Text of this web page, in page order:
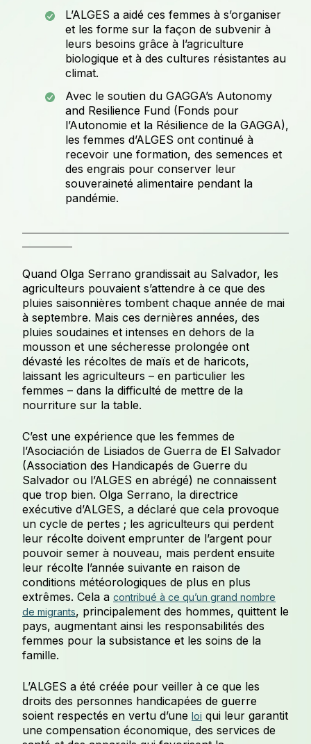
L’ALGES a aidé ces femmes à s’organiser
et les forme sur la façon de subvenir à
leurs besoins grâce à l’agriculture
biologique et à des cultures résistantes au
climat.
Avec le soutien du GAGGA’s Autonomy
and Resilience Fund (Fonds pour
l’Autonomie et la Résilience de la GAGGA),
les femmes d’ALGES ont continué à
recevoir une formation, des semences et
des engrais pour conserver leur
souveraineté alimentaire pendant la
pandémie.
Quand Olga Serrano grandissait au Salvador, les
agriculteurs pouvaient s’attendre à ce que des
pluies saisonnières tombent chaque année de mai
à septembre. Mais ces dernières années, des
pluies soudaines et intenses en dehors de la
mousson et une sécheresse prolongée ont
dévasté les récoltes de maïs et de haricots,
laissant les agriculteurs – en particulier les
femmes – dans la difficulté de mettre de la
nourriture sur la table.
C’est une expérience que les femmes de
l’Asociación de Lisiados de Guerra de El Salvador
(Association des Handicapés de Guerre du
Salvador ou l’ALGES en abrégé) ne connaissent
que trop bien. Olga Serrano, la directrice
exécutive d’ALGES, a déclaré que cela provoque
un cycle de pertes ; les agriculteurs qui perdent
leur récolte doivent emprunter de l’argent pour
pouvoir semer à nouveau, mais perdent ensuite
leur récolte l’année suivante en raison de
conditions météorologiques de plus en plus
extrêmes. Cela a contribué à ce qu’un grand nombre
de migrants, principalement des hommes, quittent le
pays, augmentant ainsi les responsabilités des
femmes pour la subsistance et les soins de la
famille.
L’ALGES a été créée pour veiller à ce que les
droits des personnes handicapées de guerre
soient respectés en vertu d’une loi qui leur garantit
une compensation économique, des services de